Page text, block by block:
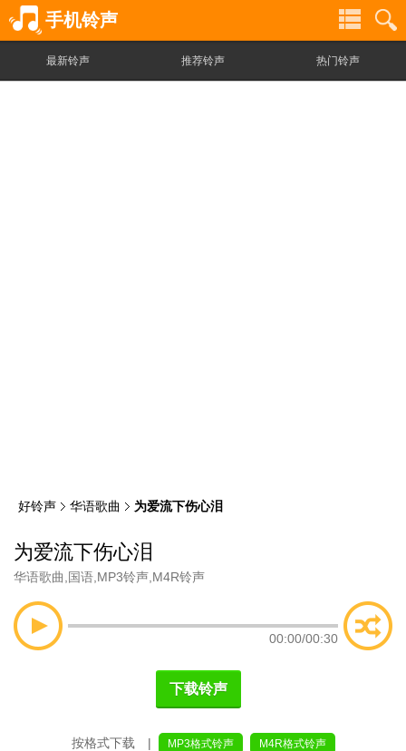
手机铃声
最新铃声 推荐铃声 热门铃声
好铃声 华语歌曲 为爱流下伤心泪
为爱流下伤心泪
华语歌曲 国语 MP3铃声 M4R铃声
00:00/00:30
下载铃声
按格式下载 | MP3格式铃声 M4R格式铃声